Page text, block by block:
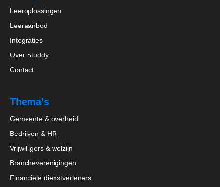
Leeroplossingen
Leeraanbod
Integraties
Over Studdy
Contact
Thema’s
Gemeente & overheid
Bedrijven & HR
Vrijwilligers & welzijn
Brancheverenigingen
Financiële dienstverleners